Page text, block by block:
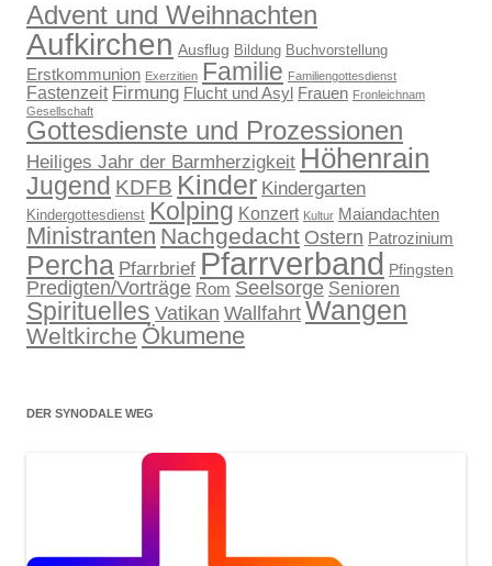
Advent und Weihnachten
Aufkirchen Ausflug Bildung Buchvorstellung
Erstkommunion Exerzitien Familie Familiengottesdienst
Fastenzeit Firmung Flucht und Asyl Frauen Fronleichnam
Gesellschaft
Gottesdienste und Prozessionen
Heiliges Jahr der Barmherzigkeit Höhenrain
Jugend KDFB Kinder Kindergarten
Kindergottesdienst Kolping Konzert Kultur Maiandachten
Ministranten Nachgedacht Ostern Patrozinium
Percha Pfarrbrief Pfarrverband Pfingsten
Predigten/Vorträge Rom Seelsorge Senioren
Spirituelles Vatikan WallfahrtWangen
Weltkirche Ökumene
DER SYNODALE WEG